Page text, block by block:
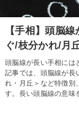
【手相】頭脳
ぐ/枝分かれ/月
頭脳線が長い手相には
記事では、頭脳線が長
れ・月丘＞など特徴別
す。長い頭脳線の意味